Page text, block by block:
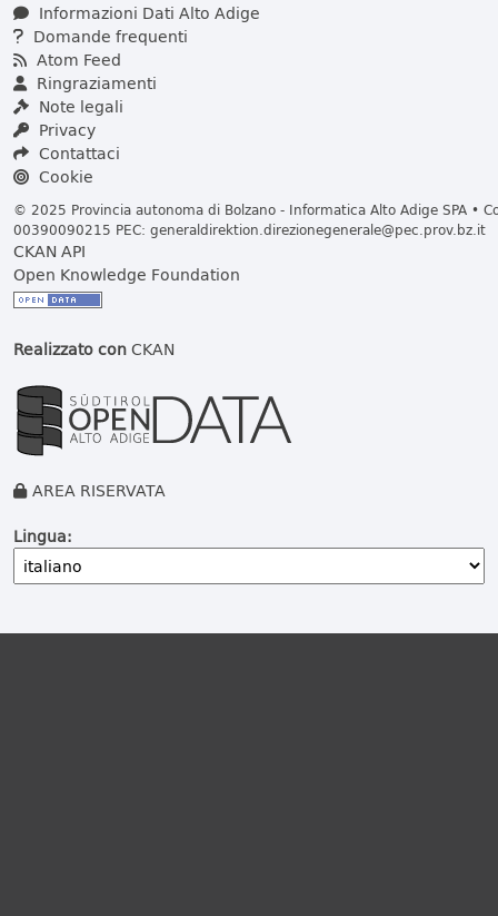
Informazioni Dati Alto Adige
Domande frequenti
Atom Feed
Ringraziamenti
Note legali
Privacy
Contattaci
Cookie
© 2025 Provincia autonoma di Bolzano - Informatica Alto Adige SPA •
00390090215 PEC: generaldirektion.direzionegenerale@pec.prov.bz.it
CKAN API
Open Knowledge Foundation
Realizzato conCKAN
AREA RISERVATA
Lingua